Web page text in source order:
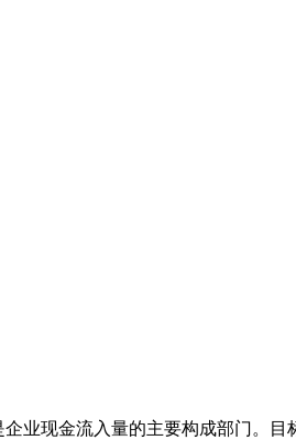
现金流入量的主要构成部门。目